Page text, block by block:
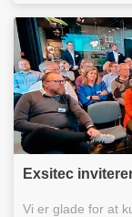
Exsitec
Vi er glade for at